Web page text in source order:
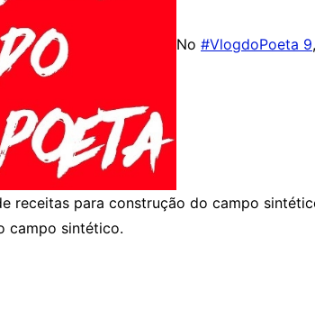
No #VlogdoPoeta 9
receitas para construção do campo
campo sintético.